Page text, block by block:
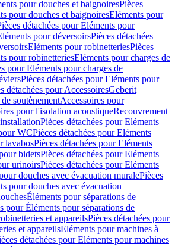
pour douches et baignoiresPièces
pour douches et baignoiresEléments pour
détachées pour Eléments pour
pour déversoirsPièces détachées
Eléments pour robinetteriesPièces
pour robinetteriesEléments pour charges de
pour Eléments pour charges de
Pièces détachées pour Eléments pour
détachées pour AccessoiresGeberit
soutènementAccessoires pour
pour l'isolation acoustiqueRecouvrement
Pièces détachées pour Eléments
WCPièces détachées pour Eléments
lavabosPièces détachées pour Eléments
bidetsPièces détachées pour Eléments
urinoirsPièces détachées pour Eléments
douches avec évacuation muralePièces
pour douches avec évacuation
Éléments pour séparations de
pour Éléments pour séparations de
et appareilsPièces détachées pour
et appareilsEléments pour machines à
détachées pour Eléments pour machines